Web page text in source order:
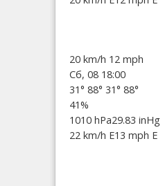
20 km/h 12 mph
Сб, 08 18:00
31° 88° 31° 88°
41%
1010 hPa29.83 inHg
22 km/h E13 mph E